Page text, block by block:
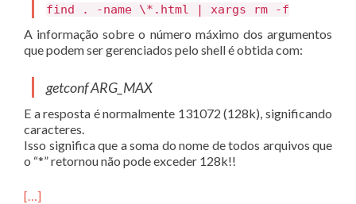
find . -name \*.html | xargs rm -f
A informação sobre o número máximo dos argumentos
que podem ser gerenciados pelo shell é obtida com:
getconf ARG_MAX
E a resposta é normalmente 131072 (128k), significando
caracteres.
Isso significa que a soma do nome de todos arquivos que
o “*” retornou não pode exceder 128k!!
[…]